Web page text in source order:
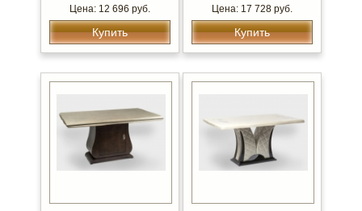
Цена: 12 696 руб.
Купить
Цена: 17 728 руб.
Купить